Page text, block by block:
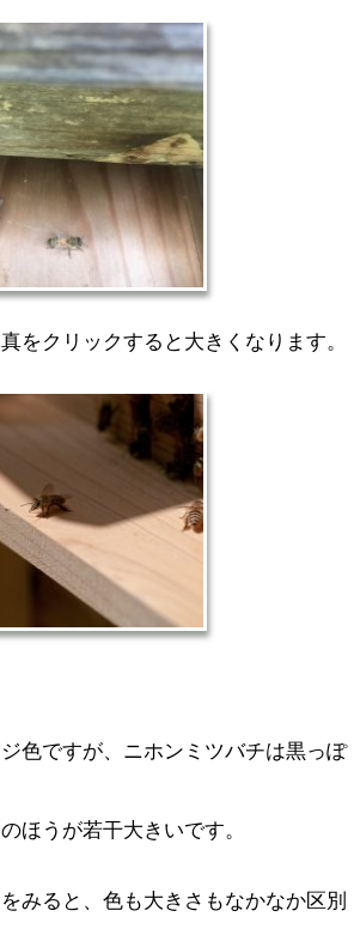
をクリックすると大きくなります。
色ですが、ニホンミツバチは黒っぽ
ほうが若干大きいです。
みると、色も大きさもなかなか区別